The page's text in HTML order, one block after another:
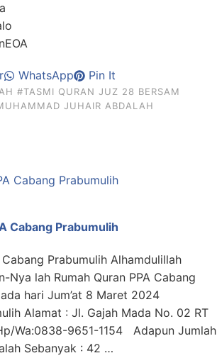
WhatsApp Pin It
#TASMI QURAN JUZ 28 BERSAM
JUHAIR ABDALAH
Cabang Prabumulih
Prabumulih Alhamdulillah
lah Rumah Quran PPA Cabang
hari Jum’at 8 Maret 2024
Alamat : Jl. Gajah Mada No. 02 RT
Wa:0838-9651-1154 Adapun Jumlah
Sebanyak : 42 …